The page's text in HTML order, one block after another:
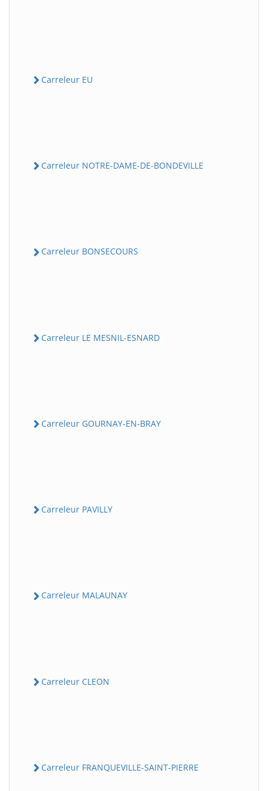
Carreleur EU
Carreleur NOTRE-DAME-DE-BONDEVILLE
Carreleur BONSECOURS
Carreleur LE MESNIL-ESNARD
Carreleur GOURNAY-EN-BRAY
Carreleur PAVILLY
Carreleur MALAUNAY
Carreleur CLEON
Carreleur FRANQUEVILLE-SAINT-PIERRE